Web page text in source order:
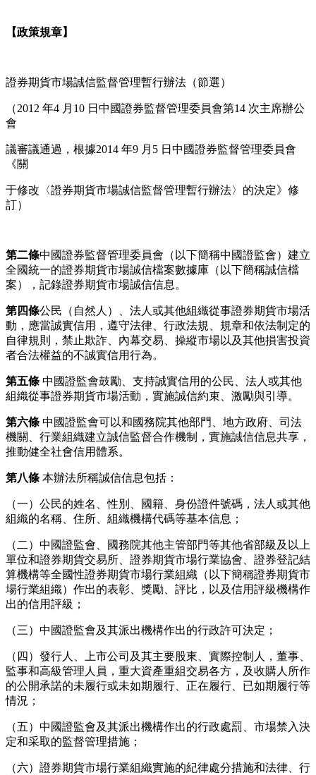
【政策規章】
證券期貨市場誠信監督管理暫行辦法（節選）
（2012 年4 月10 日中國證券監督管理委員會第14 次主席辦公
會
議審議通過，根據2014 年9 月5 日中國證券監督管理委員會
《關
于修改〈證券期貨市場誠信監督管理暫行辦法〉的決定》修
訂）
第二條中國證券監督管理委員會（以下簡稱中國證監會）建立
全國統一的證券期貨市場誠信檔案數據庫（以下簡稱誠信檔
案），記錄證券期貨市場誠信信息。
第四條公民（自然人）、法人或其他組織從事證券期貨市場活
動，應當誠實信用，遵守法律、行政法規、規章和依法制定的
自律規則，禁止欺詐、內幕交易、操縱市場以及其他損害投資
者合法權益的不誠實信用行為。
第五條 中國證監會鼓勵、支持誠實信用的公民、法人或其他
組織從事證券期貨市場活動，實施誠信約束、激勵與引導。
第六條 中國證監會可以和國務院其他部門、地方政府、司法
機關、行業組織建立誠信監督合作機制，實施誠信信息共享，
推動健全社會信用體系。
第八條 本辦法所稱誠信信息包括：
（一）公民的姓名、性別、國籍、身份證件號碼，法人或其他
組織的名稱、住所、組織機構代碼等基本信息；
（二）中國證監會、國務院其他主管部門等其他省部級及以上
單位和證券期貨交易所、證券期貨市場行業協會、證券登記結
算機構等全國性證券期貨市場行業組織（以下簡稱證券期貨市
場行業組織）作出的表彰、獎勵、評比，以及信用評級機構作
出的信用評級；
（三）中國證監會及其派出機構作出的行政許可決定；
（四）發行人、上市公司及其主要股東、實際控制人，董事、
監事和高級管理人員，重大資產重組交易各方，及收購人所作
的公開承諾的未履行或未如期履行、正在履行、已如期履行等
情況；
（五）中國證監會及其派出機構作出的行政處罰、市場禁入決
定和采取的監督管理措施；
（六）證券期貨市場行業組織實施的紀律處分措施和法律、行